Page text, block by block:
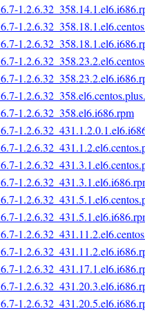
1.2.6.32_358.el6.i686.rpm